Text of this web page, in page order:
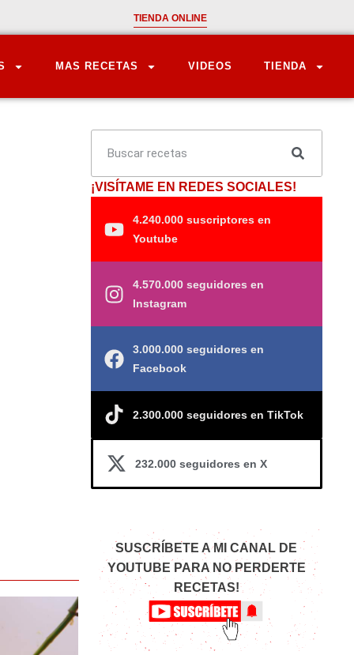
TIENDA ONLINE
MAS RECETAS VIDEOS TIENDA
¡VISÍTAME EN REDES SOCIALES!
4.240.000 suscriptores en
Youtube
4.570.000 seguidores en
Instagram
3.000.000 seguidores en
Facebook
2.300.000 seguidores en TikTok
232.000 seguidores en X
SUSCRÍBETE A MI CANAL DE
YOUTUBE PARA NO PERDERTE
RECETAS!